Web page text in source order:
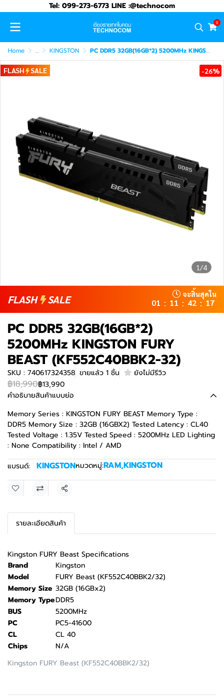
Tel: 099-273-6773 LINE :@technocom
0
Home ... KINGSTON PC DDR5 32GB(16GB*2) 5200MHz KINGSTON FURY BEAST (KF552C40BBK2-32)
1/4
FLASH SALE -26%
FLASH SALE จะสิ้นสุดใน
01 : 11 : 42 : 17
PC DDR5 32GB(16GB*2)
5200MHz KINGSTON FURY
BEAST (KF552C40BBK2-32)
SKU : 740617324358 ขายแล้ว 1 ชิ้น ยังไม่มีรีวิว
฿18,990฿13,990
คำอธิบายสินค้าแบบย่อ
Memory Series : KINGSTON FURY BEAST Memory Type :
DDR5 Memory Size : 32GB (16GBX2) Tested Latency : CL40
Tested Voltage : 1.35V Tested Speed : 5200MHz LED Lighting
: None Compatibility : Intel / AMD
แบรนด์:
KINGSTONหมวดหมู่:RAM,KINGSTON
แชร์
รายละเอียดสินค้า
Kingston FURY Beast Specifications
Kingston FURY Beast (KF552C40BBK2/32)
Brand
Kingston
Model
FURY Beast (KF552C40BBK2/32)
Memory Size 32GB (16GBx2)
Memory TypeDDR5
BUS
5200MHz
PC
PC5-41600
CL
CL 40
Chips
N/A